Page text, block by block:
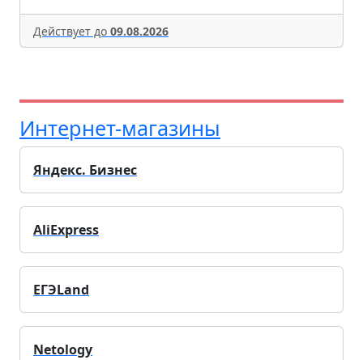
Действует до 09.08.2026
Интернет-магазины
Яндекс. Бизнес
AliExpress
ЕГЭLand
Netology